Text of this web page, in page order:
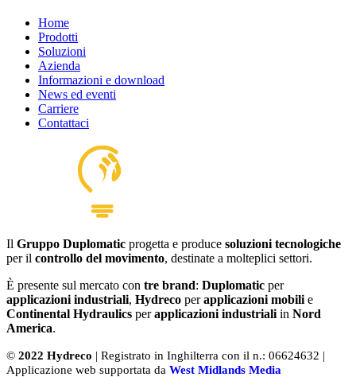
Home
Prodotti
Soluzioni
Azienda
Informazioni e download
News ed eventi
Carriere
Contattaci
Il Gruppo Duplomatic progetta e produce soluzioni tecnologiche
per il controllo del movimento, destinate a molteplici settori.
È presente sul mercato con tre brand: Duplomatic per
applicazioni industriali, Hydreco perapplicazioni mobili e
Continental Hydraulics perapplicazioni industriali in Nord
America.
© 2022 Hydreco | Registrato in Inghilterra con il n.: 06624632 |
Applicazione web supportata da West Midlands Media